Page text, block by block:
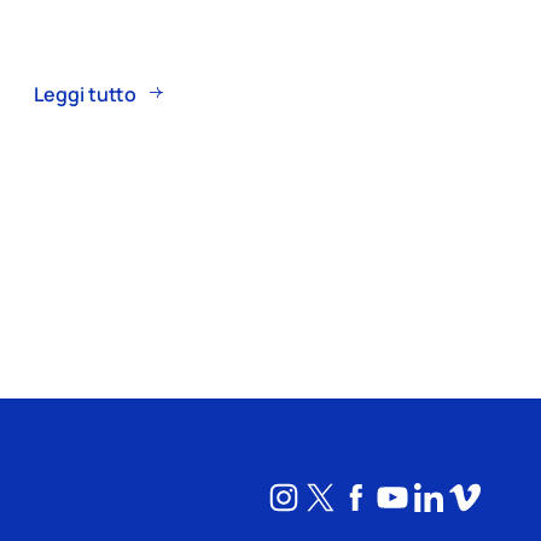
Leggi tutto
Instagram
X Facebook
YouTube